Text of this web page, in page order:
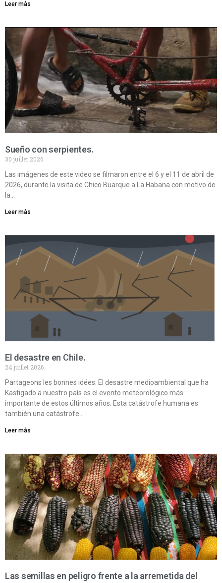
Leer màs
Sueño con serpientes.
30 juillet 2026
Las imágenes de este video se filmaron entre el 6 y el 11 de abril de
2026, durante la visita de Chico Buarque a La Habana con motivo de
la…
Leer màs
El desastre en Chile.
24 juillet 2026
Partageons les bonnes idées. El desastre medioambiental que ha
Kastigado a nuestro país es el evento meteorológico más
importante de estos últimos años. Esta catástrofe humana es
también una catástrofe…
Leer màs
Las semillas en peligro frente a la arremetida del